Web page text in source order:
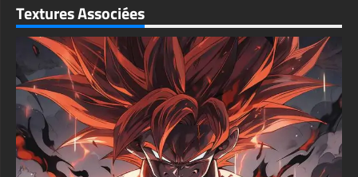
d'anime exceptionnelles, ce fond d'écran Zoro bourré d'action
donne vie à l'excitation du combat à l'épée.
textures-3d-gratuiteshd.com